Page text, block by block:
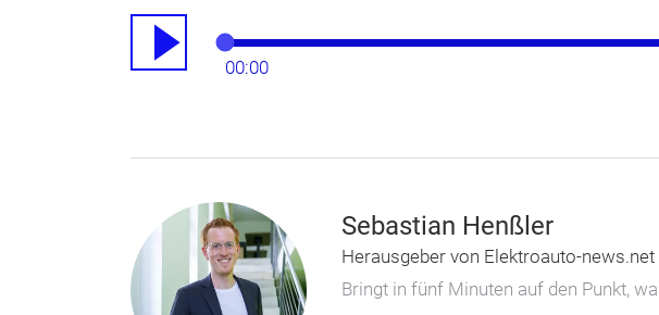
00:00
Sebastian Henßler
Herausgeber von Elektroauto-news.net
Bringt in fünf Minuten auf den Punkt,